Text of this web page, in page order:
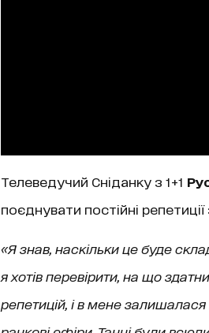
Телеведучий Сніданку з 1+1
поєднувати постійні
«Я знав, наскільки це буде
я хотів перевірити, на що
репетицій, і в мене залишалася